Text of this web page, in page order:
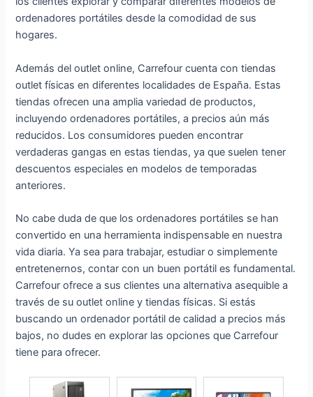
Pantalla Dual
WiFi
Compatibilidad
ordenadores portátiles desde la comodidad de sus
hogares.
Además del outlet online, Carrefour cuenta con tiendas
outlet físicas en diferentes localidades de España. Estas
tiendas ofrecen una amplia variedad de productos,
incluyendo ordenadores portátiles, a precios aún más
reducidos. Los consumidores pueden encontrar
verdaderas gangas en estas tiendas, ya que suelen tener
descuentos especiales en modelos de temporadas
anteriores.
No cabe duda de que los ordenadores portátiles se han
convertido en una herramienta indispensable en nuestra
vida diaria. Ya sea para trabajar, estudiar o simplemente
entretenernos, contar con un buen portátil es fundamental.
Carrefour ofrece a sus clientes una alternativa asequible a
través de su outlet online y tiendas físicas. Si estás
buscando un ordenador portátil de calidad a precios más
bajos, no dudes en explorar las opciones que Carrefour
tiene para ofrecer.